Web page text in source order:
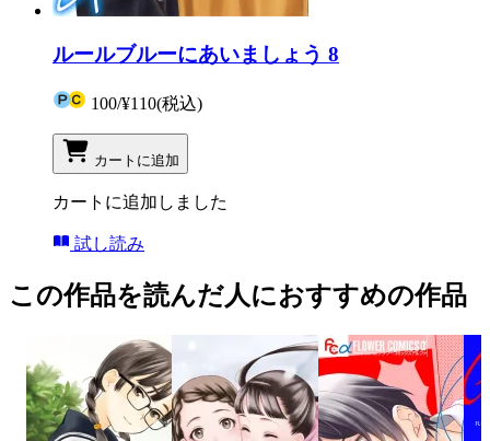
ルールブルーにあいましょう 8
100/¥110(税込)
カートに追加
カートに追加しました
試し読み
この作品を読んだ人におすすめの作品